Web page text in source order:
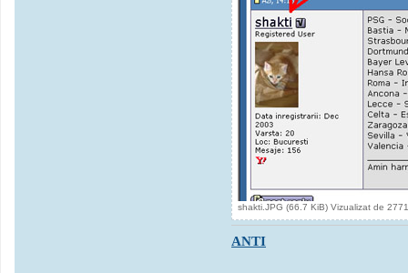
shakti.JPG (66.7 KiB) Vizualizat de
ANTI